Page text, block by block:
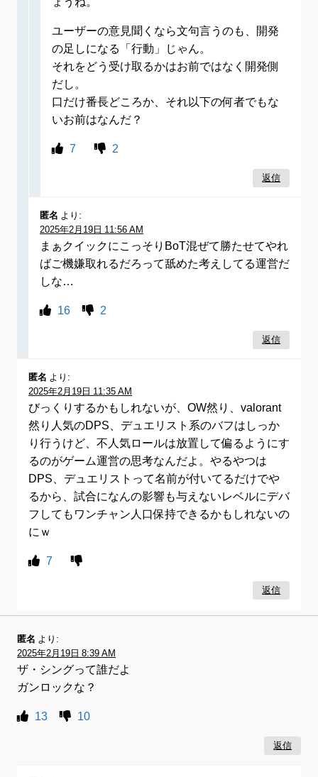
ユーザーの意見聞くなら文句言うのも、開発
の足しになる「行動」じゃん。
それをどう受け取るかはお前ではなく開発側
だし。
口だけ番長どころか、それ以下の何者でもな
いお前はなんだ？
7 2
返信
匿名
より:
2025年2月19日 11:56 AM
まぁクイックにこっそりBoT混ぜて勝たせてやれ
ばご機嫌取れるだろって舐めた考えしてる運営だ
しな…
16 2
返信
匿名
より:
2025年2月19日 11:35 AM
びっくりするかもしれないが、OW然り、valorant
然り人気のDPS、デュエリスト系のバフはしっか
り行うけど、不人気ロールは放置して偏るようにす
るのがゲーム運営の思考なんだよ。やるやつは
DPS、デュエリストって名前が付いてるだけでや
るから、試合になんの影響も与えないレベルにデバ
フしてもワンチャン人口保持できるかもしれないの
にｗ
7
返信
匿名
より:
2025年2月19日 8:39 AM
ザ・シングって誰だよ
ガンロックな？
13 10
返信